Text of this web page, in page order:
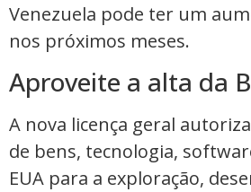
Venezuela pode ter um
‌nos próximos meses.
Aproveite a alta da
A nova licença ​geral
de bens, tecnologia,
EUA para a exploração,